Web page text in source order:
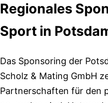
Regionales
Sport in
Das Sponsoring der
Scholz & Mating GmbH
Partnerschaften für den